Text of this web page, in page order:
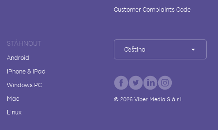
Customer Complaints Code
STÁHNOUT
Android
iPhone & iPad
Windows PC
Mac
Linux
Čeština
© 2026Viber Media S.à r.l.